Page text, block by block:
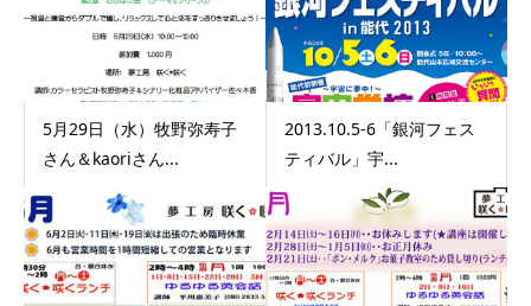
5月29日（水）牧野弥寿子
さん＆kaoriさん...
2013.10.5-6「銀河フェス
ティバル」宇...